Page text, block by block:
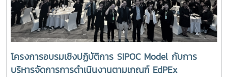
ความรู้และแลกเปลี่ยนประสบการณ์แก่ผู้เข้าร่วมโครงการ
กิจกรรมภายในโครงการประกอบด้วย - เครื่องมือที่ใช้ในการ
บริหารความเสี่ยงที่เกี่ยวข้องกับการบริหารองค์กร และเกณฑ์
EdPEx - การค้นหาประเด็นความเสี่ยง - การใช้เครื่องมือในการ
บริหารความเสี่ยง การกำหนดประเด็นความเสี่ยง และตัวชี้วัด
ความเสี่ยง (KRI) - วิธีการวัด ประเมินผล และการติดตาม
โครงการอบรมเชิงปฏิบัติการ SIPOC Model กับการ
บริหารจัดการการดำเนินงานตามเกณฑ์ EdPEx